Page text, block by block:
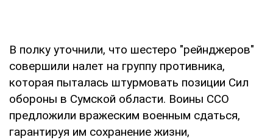
В полку уточнили, что шестеро "рейнджеров"
совершили налет на группу противника,
которая пыталась штурмовать позиции Сил
обороны в Сумской области. Воины ССО
предложили вражеским военным сдаться,
гарантируя им сохранение жизни,